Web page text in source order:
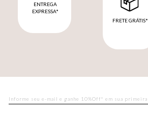
ENTREGA
EXPRESSA*
FRETE GRÁTIS*